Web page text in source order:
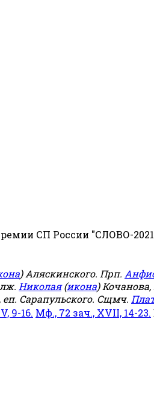
СП России "СЛОВО-
) Аляскинского. Прп.
Николая(икона)
еп. Сарапульского. Сщмч.
9-16. Мф., 72 зач., XVII, 14-23.